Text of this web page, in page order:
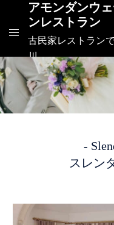
アモンダンウ
ンレストラン
古民家レストラン
川
-
スレン